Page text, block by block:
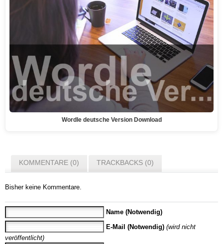
Wordle deutsche Version Download
KOMMENTARE (0) TRACKBACKS (0)
Bisher keine Kommentare.
Name (Notwendig)
E-Mail (Notwendig) (wird nicht
veröffentlicht)